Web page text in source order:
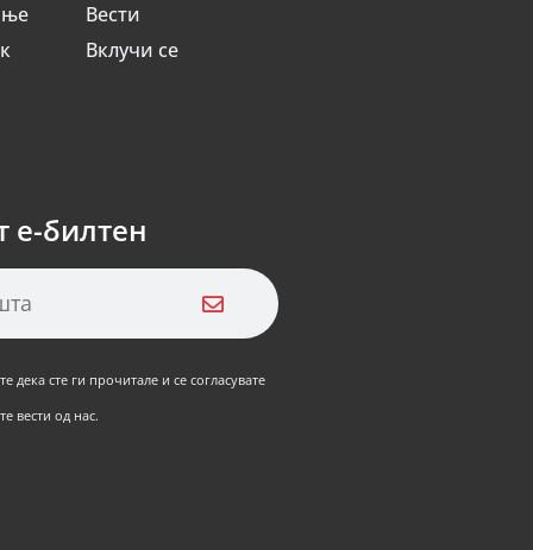
Вести
Вклучи се
е-билтен
дека сте ги прочитале и се согласувате
вести од нас.